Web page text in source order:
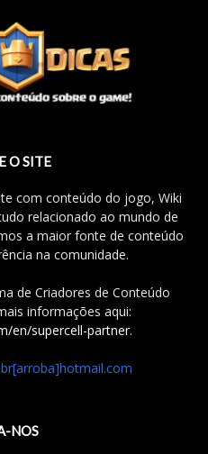
O SITE
com conteúdo do jogo, Wiki
relacionado ao mundo de
a maior fonte de conteúdo
na comunidade.
de Criadores de Conteúdo
informações aqui:
en/supercell-partner.
NOS